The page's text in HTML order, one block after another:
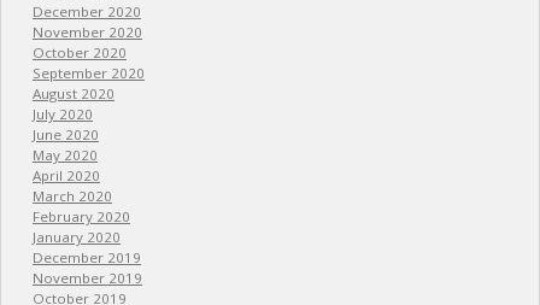
December 2020
November 2020
October 2020
September 2020
August 2020
July 2020
June 2020
May 2020
April 2020
March 2020
February 2020
January 2020
December 2019
November 2019
October 2019